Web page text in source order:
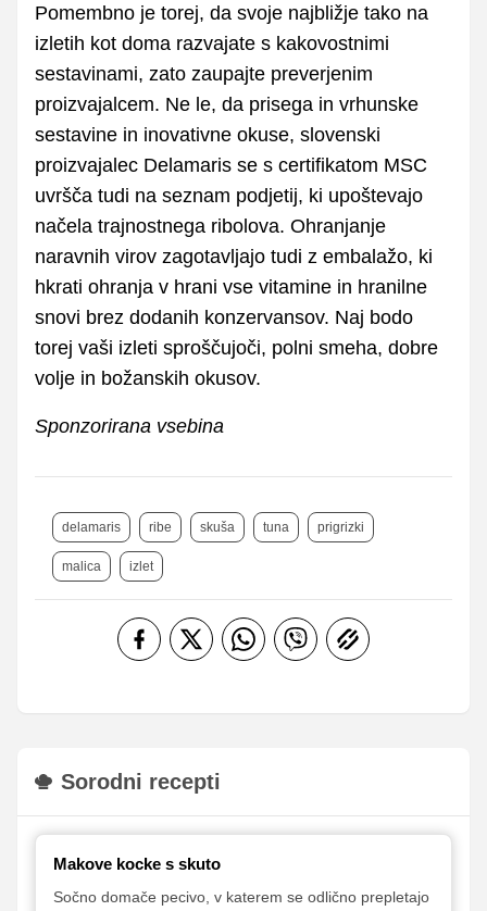
Pomembno je torej, da svoje najbližje tako na
izletih kot doma razvajate s kakovostnimi
sestavinami, zato zaupajte preverjenim
proizvajalcem. Ne le, da prisega in vrhunske
sestavine in inovativne okuse, slovenski
proizvajalec Delamaris se s certifikatom MSC
uvršča tudi na seznam podjetij, ki upoštevajo
načela trajnostnega ribolova. Ohranjanje
naravnih virov zagotavljajo tudi z embalažo, ki
hkrati ohranja v hrani vse vitamine in hranilne
snovi brez dodanih konzervansov. Naj bodo
torej vaši izleti sproščujoči, polni smeha, dobre
volje in božanskih okusov.
Sponzorirana vsebina
delamaris ribe skuša tuna prigrizki
malica izlet
Sorodni recepti
Makove kocke s skuto
Sočno domače pecivo, v katerem se odlično prepletajo